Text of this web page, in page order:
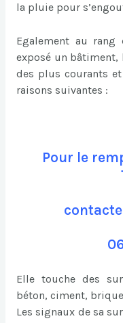
la pluie pour
Egalement au
exposé un bâtiment,
des plus courants
raisons suivantes :
Pour le
Elle touche des
béton, ciment,
Les signaux de sa